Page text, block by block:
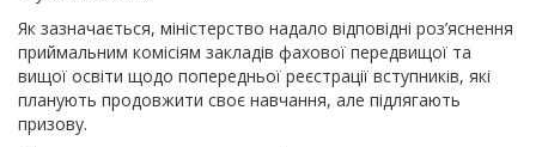
Як зазначається, міністерство надало відповідні роз’яснення
приймальним комісіям закладів фахової передвищої та
вищої освіти щодо попередньої реєстрації вступників, які
планують продовжити своє навчання, але підлягають
призову.